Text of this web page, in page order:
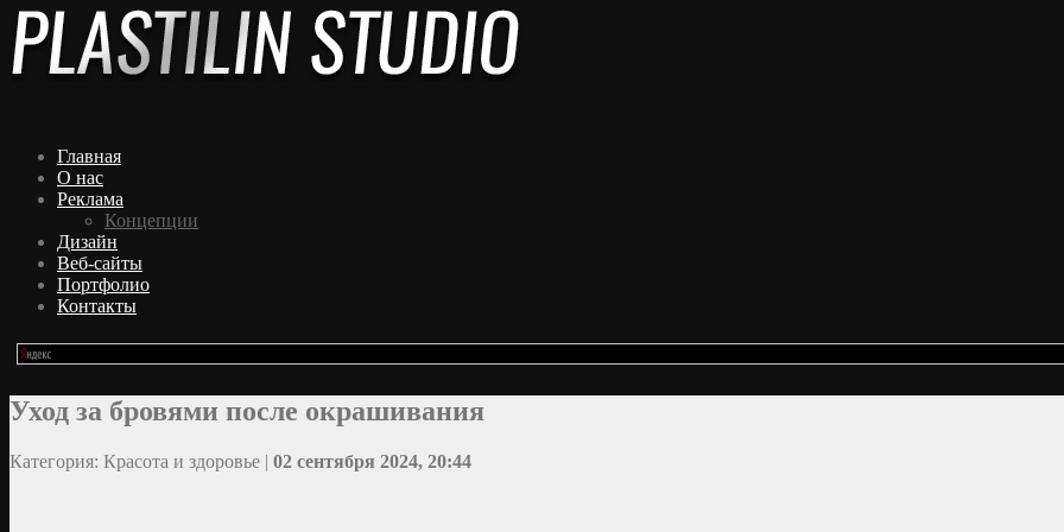
Главная
О нас
Реклама
Концепции
Дизайн
Веб-сайты
Портфолио
Контакты
Уход за бровями после окрашивания
Категория: Красота и здоровье | 02 сентября 2024, 20:44